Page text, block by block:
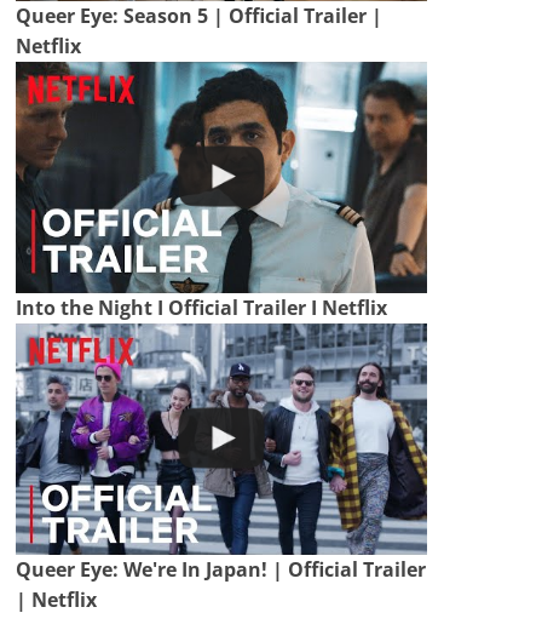
Queer Eye: Season 5 | Official Trailer |
Netflix
Into the Night I Official Trailer I Netflix
Queer Eye: We're In Japan! | Official Trailer
| Netflix